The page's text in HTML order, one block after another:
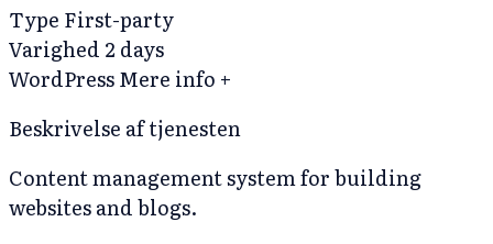
Type First-party
Varighed 2 days
WordPressMere info +
Beskrivelse af tjenesten
Content management system for building
websites and blogs.